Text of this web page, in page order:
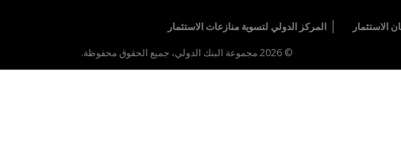
الاستثمار
المركز الدولي لتسوية منازعات الاستثمار
© 2026 مجموعة البنك الدولي، جميع الحقوق محفوظة.